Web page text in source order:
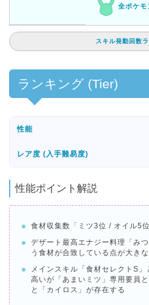
全ポケモ
スキル発動回数
ランキング (Tier)
性能
レア度 (入手難易度)
性能ポイント解説
食材収集数「ミツ3位 / オイル5
デザート最高エナジー料理「み
う食材が合致している点が大き
メインスキル「食材セレクトS
高いが「あまいミツ」専用要員
と「カイロス」が存在する